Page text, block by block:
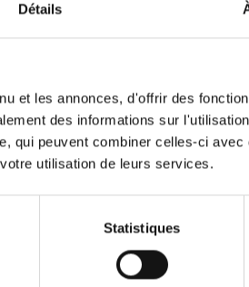
Détails
et les annonces, d'offrir des
des informations sur
qui peuvent combiner celles-ci
utilisation de leurs services.
Statistiques
Veillez à pouvoir
météorologiques qui
vos vêtements
couche extérieure résistante
et portez des gants
des lunettes de soleil et
de la neige.
conduite hivernale